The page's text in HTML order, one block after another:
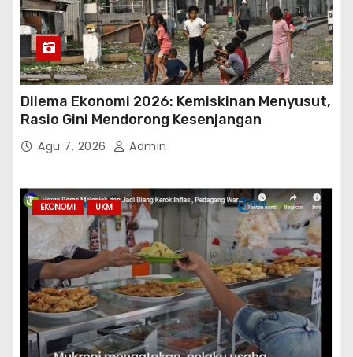
Dilema Ekonomi 2026: Kemiskinan Menyusut,
Rasio Gini Mendorong Kesenjangan
Agu 7, 2026 Admin
EKONOMI UKM